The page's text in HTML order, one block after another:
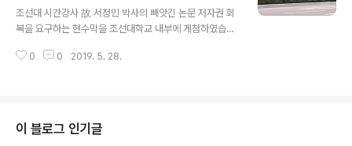
조선대 시간강사 故 서정민 박사의 빼앗긴 논문 저자권 회
복을 요구하는 현수막을 조선대학교 내부에 게첨하였습니
0 0 2019. 5. 28.
이 블로그 인기글